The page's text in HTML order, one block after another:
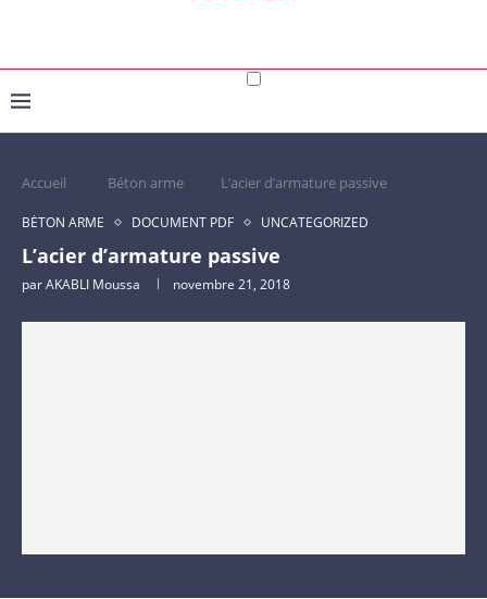
Accueil Béton arme L’acier d’armature passive
BÉTON ARME DOCUMENT PDF UNCATEGORIZED
L’acier d’armature passive
parAKABLI Moussa novembre 21, 2018